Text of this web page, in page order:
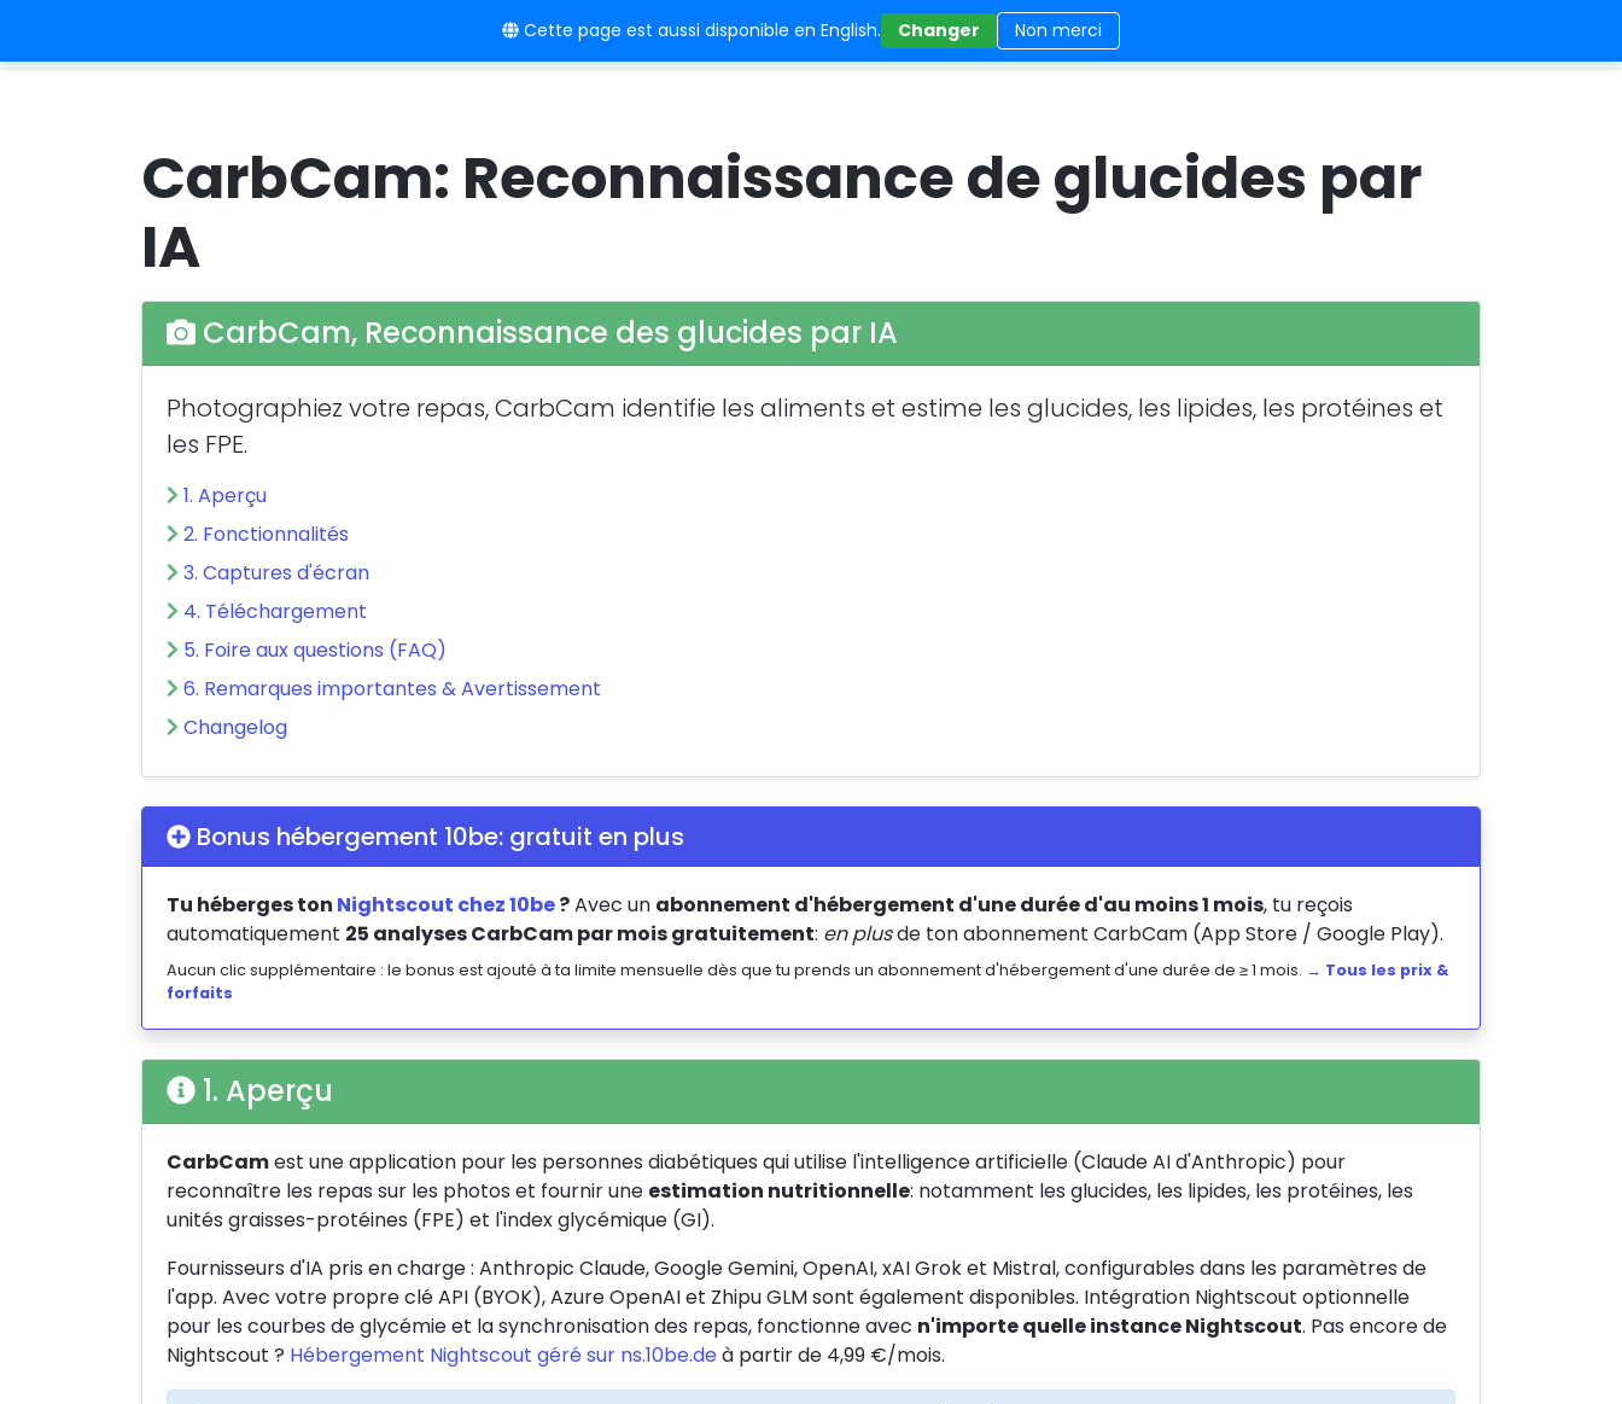
Cette page est aussi disponible en English. Changer Non merci
CarbCam FAQ Statut Mentions légales/Contact
CarbCam: Reconnaissance de glucides par
IA
CarbCam, Reconnaissance des glucides par IA
Photographiez votre repas, CarbCam identifie les aliments et estime les glucides, les lipides, les protéines et
les FPE.
1. Aperçu
2. Fonctionnalités
3. Captures d'écran
4. Téléchargement
5. Foire aux questions (FAQ)
6. Remarques importantes & Avertissement
Changelog
Bonus hébergement 10be: gratuit en plus
Tu héberges ton Nightscout chez 10be?Avec un abonnement d'hébergement d'une durée d'au moins 1 mois, tu reçois
automatiquement 25 analyses CarbCam par mois gratuitement: en plusde ton abonnement CarbCam (App Store / Google Play).
Aucun clic supplémentaire : le bonus est ajouté à ta limite mensuelle dès que tu prends un abonnement d'hébergement d'une durée de ≥ 1 mois. → Tous les prix &
forfaits
1. Aperçu
CarbCamest une application pour les personnes diabétiques qui utilise l'intelligence artificielle (Claude AI d'Anthropic) pour
reconnaître les repas sur les photos et fournir une estimation nutritionnelle: notamment les glucides, les lipides, les protéines, les
unités graisses-protéines (FPE) et l'index glycémique (GI).
Fournisseurs d'IA pris en charge : Anthropic Claude, Google Gemini, OpenAI, xAI Grok et Mistral, configurables dans les paramètres de
l'app. Avec votre propre clé API (BYOK), Azure OpenAI et Zhipu GLM sont également disponibles. Intégration Nightscout optionnelle
pour les courbes de glycémie et la synchronisation des repas, fonctionne avec n'importe quelle instance Nightscout. Pas encore de
Nightscout ? Hébergement Nightscout géré sur ns.10be.de à partir de 4,99 €/mois.